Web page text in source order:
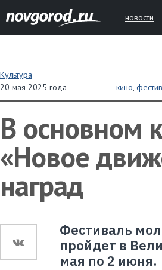
новости
Культура
20 мая 2025 года
кино,
В основном
«Новое
наград
Фестиваль
пройдет в
мая по 2 июня.